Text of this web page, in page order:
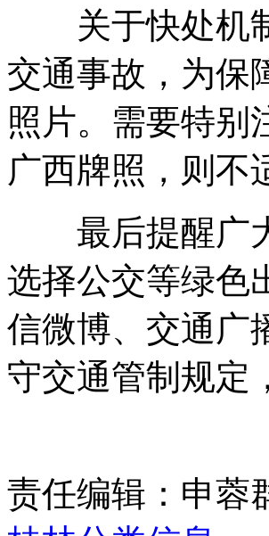
关于快处机制
交通事故，为保
照片。需要特别
广西牌照，则不
最后提醒广大
选择公交等绿色
信微博、交通广
守交通管制规定
责任编辑：申蓉